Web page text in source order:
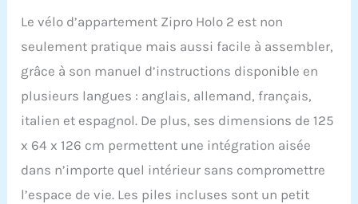
Le vélo d’appartement Zipro Holo 2 est non
seulement pratique mais aussi facile à assembler,
grâce à son manuel d’instructions disponible en
plusieurs langues : anglais, allemand, français,
italien et espagnol. De plus, ses dimensions de 125
x 64 x 126 cm permettent une intégration aisée
dans n’importe quel intérieur sans compromettre
l’espace de vie. Les piles incluses sont un petit